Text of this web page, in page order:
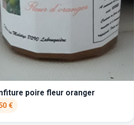
poire fleur oranger
€